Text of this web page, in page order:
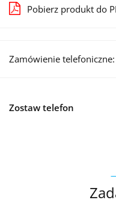
Pobierz produkt do
Zamówienie
Zostaw telefon